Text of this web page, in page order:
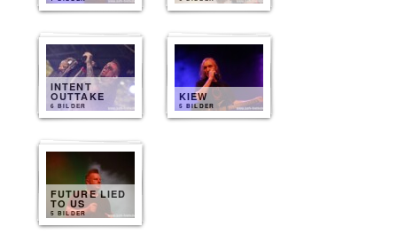
INTENT
OUTTAKE
6 BILDER
KIEW
5 BILDER
FUTURE LIED
TO US
5 BILDER